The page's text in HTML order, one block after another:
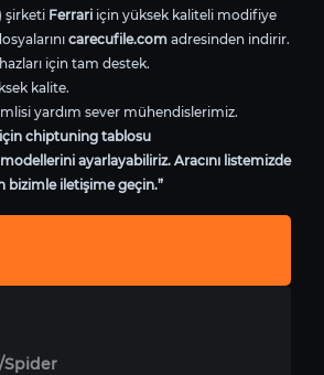
şirketi Ferrari için yüksek kaliteli modifiye
carecufile.com adresinden indirir.
için tam destek.
kalite.
yardım sever mühendislerimiz.
chiptuning tablosu
ayarlayabiliriz. Aracını listemizde
iletişime geçin.”
Spider